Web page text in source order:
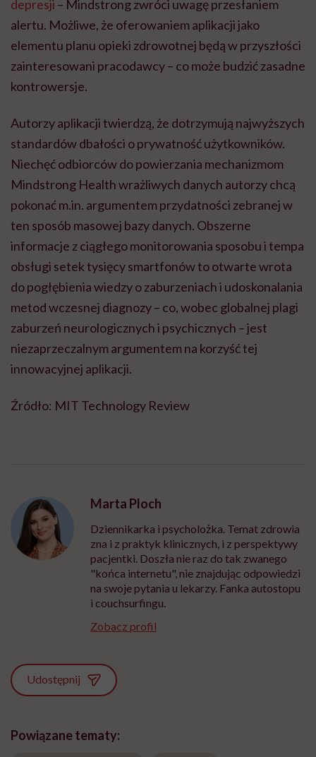
depresji – Mindstrong zwróci uwagę przesłaniem
alertu. Możliwe, że oferowaniem aplikacji jako
elementu planu opieki zdrowotnej będą w przyszłości
zainteresowani pracodawcy – co może budzić zasadne
kontrowersje.
Autorzy aplikacji twierdzą, że dotrzymują najwyższych
standardów dbałości o prywatność użytkowników.
Niechęć odbiorców do powierzania mechanizmom
Mindstrong Health wrażliwych danych autorzy chcą
pokonać m.in. argumentem przydatności zebranej w
ten sposób masowej bazy danych. Obszerne
informacje z ciągłego monitorowania sposobu i tempa
obsługi setek tysięcy smartfonów to otwarte wrota
do pogłębienia wiedzy o zaburzeniach i udoskonalania
metod wczesnej diagnozy – co, wobec globalnej plagi
zaburzeń neurologicznych i psychicznych – jest
niezaprzeczalnym argumentem na korzyść tej
innowacyjnej aplikacji.
Źródło: MIT Technology Review
Marta Ploch
Dziennikarka i psycholożka. Temat zdrowia
zna i z praktyk klinicznych, i z perspektywy
pacjentki. Doszła nie raz do tak zwanego
"końca internetu", nie znajdując odpowiedzi
na swoje pytania u lekarzy. Fanka autostopu
i couchsurfingu.
Zobacz profil
Udostępnij
Powiązane tematy: